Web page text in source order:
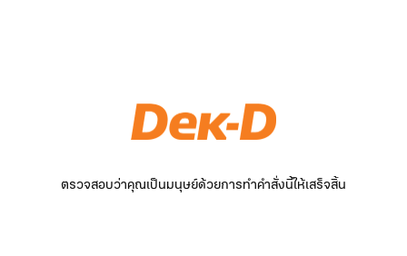
ตรวจสอบว่าคุณเป็นมนุษย์ด้วยการทำคำสั่งนี้ให้เสร็จสิ้น